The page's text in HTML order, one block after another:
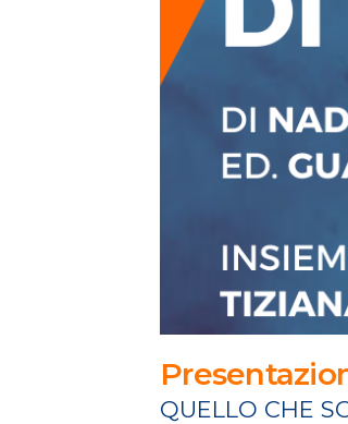
QUELLO CHE